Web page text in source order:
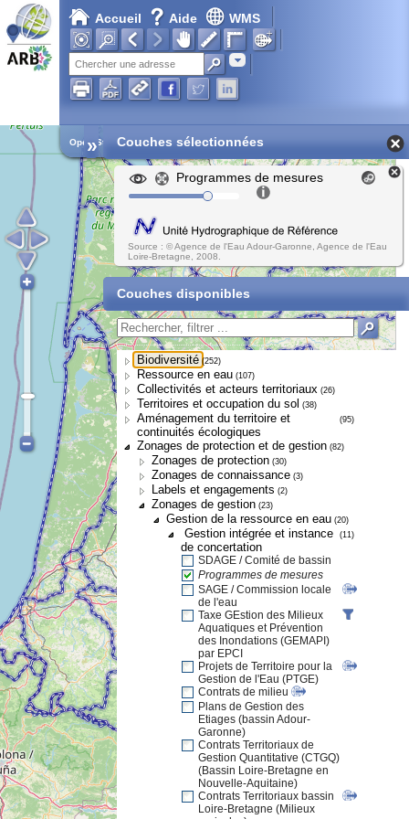
Accueil Aide WMS
Adresse
Chargement en cours...
Open Street Map
» Couches sélectionnées
Programmes de mesures
Source : © Agence de l'Eau Adour-Garonne, Agence de l'Eau
Loire-Bretagne, 2008.
Couches disponibles
Biodiversité (252)
Ressource en eau (107)
Collectivités et acteurs territoriaux (26)
Territoires et occupation du sol (38)
Aménagement du territoire et
continuités écologiques
(95)
Zonages de protection et de gestion (82)
Zonages de protection (30)
Zonages de connaissance (3)
Labels et engagements (2)
Zonages de gestion (23)
Gestion de la ressource en eau (20)
Gestion intégrée et instance
de concertation
(11)
SDAGE / Comité de bassin
Programmes de mesures
SAGE / Commission locale
de l'eau
Taxe GEstion des Milieux
Aquatiques et Prévention
des Inondations (GEMAPI)
par EPCI
Projets de Territoire pour la
Gestion de l'Eau (PTGE)
Contrats de milieu
Plans de Gestion des
Etiages (bassin Adour-
Garonne)
Contrats Territoriaux de
Gestion Quantitative (CTGQ)
(Bassin Loire-Bretagne en
Nouvelle-Aquitaine)
Contrats Territoriaux bassin
Loire-Bretagne (Milieux